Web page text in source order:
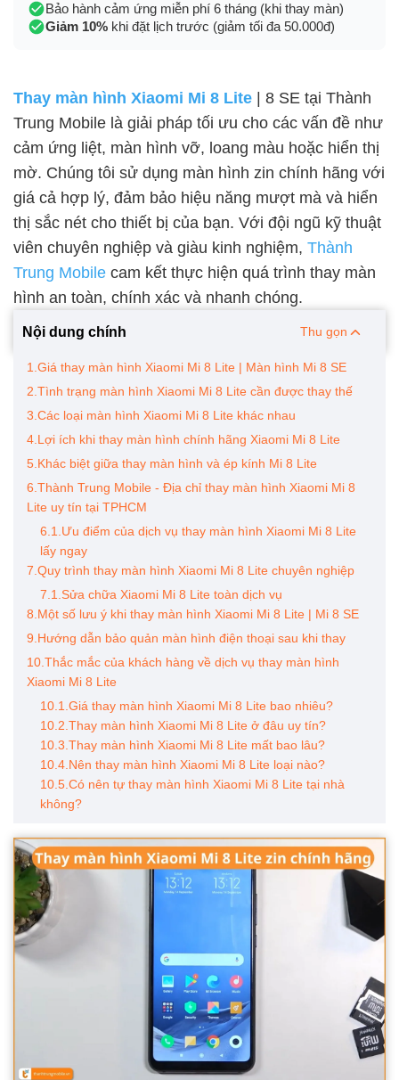
Bảo hành cảm ứng miễn phí 6 tháng (khi thay màn)
Giảm 10% khi đặt lịch trước (giảm tối đa 50.000đ)
Thay màn hình Xiaomi Mi 8 Lite | 8 SE tại Thành
Trung Mobile là giải pháp tối ưu cho các vấn đề như
cảm ứng liệt, màn hình vỡ, loang màu hoặc hiển thị
mờ. Chúng tôi sử dụng màn hình zin chính hãng với
giá cả hợp lý, đảm bảo hiệu năng mượt mà và hiển
thị sắc nét cho thiết bị của bạn. Với đội ngũ kỹ thuật
viên chuyên nghiệp và giàu kinh nghiệm, Thành
Trung Mobile cam kết thực hiện quá trình thay màn
hình an toàn, chính xác và nhanh chóng.
Nội dung chính Thu gọn
1.Giá thay màn hình Xiaomi Mi 8 Lite | Màn hình Mi 8 SE
2.Tình trạng màn hình Xiaomi Mi 8 Lite cần được thay thế
3.Các loại màn hình Xiaomi Mi 8 Lite khác nhau
4.Lợi ích khi thay màn hình chính hãng Xiaomi Mi 8 Lite
5.Khác biệt giữa thay màn hình và ép kính Mi 8 Lite
6.Thành Trung Mobile - Địa chỉ thay màn hình Xiaomi Mi 8
Lite uy tín tại TPHCM
6.1.Ưu điểm của dịch vụ thay màn hình Xiaomi Mi 8 Lite
lấy ngay
7.Quy trình thay màn hình Xiaomi Mi 8 Lite chuyên nghiệp
7.1.Sửa chữa Xiaomi Mi 8 Lite toàn dịch vụ
8.Một số lưu ý khi thay màn hình Xiaomi Mi 8 Lite | Mi 8 SE
9.Hướng dẫn bảo quản màn hình điện thoại sau khi thay
10.Thắc mắc của khách hàng về dịch vụ thay màn hình
Xiaomi Mi 8 Lite
10.1.Giá thay màn hình Xiaomi Mi 8 Lite bao nhiêu?
10.2.Thay màn hình Xiaomi Mi 8 Lite ở đâu uy tín?
10.3.Thay màn hình Xiaomi Mi 8 Lite mất bao lâu?
10.4.Nên thay màn hình Xiaomi Mi 8 Lite loại nào?
10.5.Có nên tự thay màn hình Xiaomi Mi 8 Lite tại nhà
không?